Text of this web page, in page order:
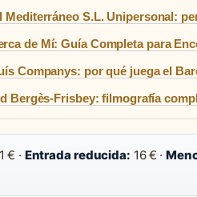
Mediterráneo S.L. Unipersonal:
de Mí: Guía Completa para
Companys: por qué juega el
Bergès-Frisbey: filmografía
€ · Entrada reducida: 16 € ·